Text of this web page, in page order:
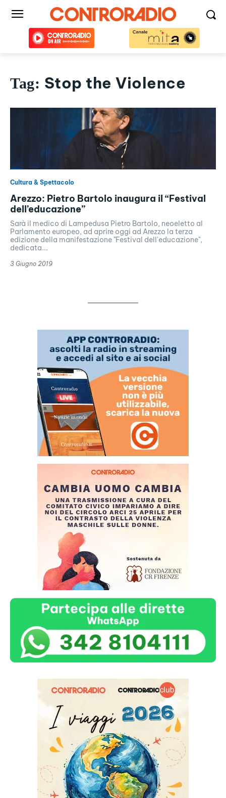
Tag: Stop the Violence
Cultura & Spettacolo
Arezzo: Pietro Bartolo inaugura il “Festival
dell’educazione”
Sarà il medico di Lampedusa Pietro Bartolo, neoeletto al
Parlamento europeo, ad aprire oggi ad Arezzo la terza
edizione della manifestazione "Festival dell'educazione",
dedicata...
3 Giugno 2019